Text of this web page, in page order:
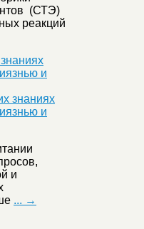
(СТЭ)
реакций
и
и
... →